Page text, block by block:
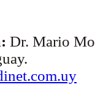
Dr. Mario